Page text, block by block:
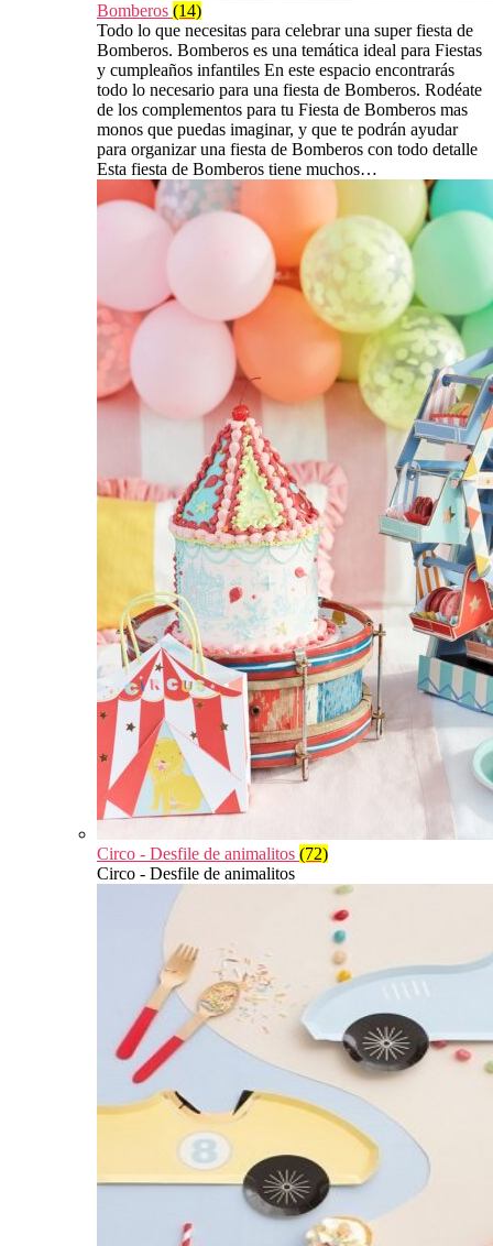
Bomberos (14)
Todo lo que necesitas para celebrar una super fiesta de
Bomberos. Bomberos es una temática ideal para Fiestas
y cumpleaños infantiles En este espacio encontrarás
todo lo necesario para una fiesta de Bomberos. Rodéate
de los complementos para tu Fiesta de Bomberos mas
monos que puedas imaginar, y que te podrán ayudar
para organizar una fiesta de Bomberos con todo detalle
Esta fiesta de Bomberos tiene muchos…
Circo - Desfile de animalitos (72)
Circo - Desfile de animalitos